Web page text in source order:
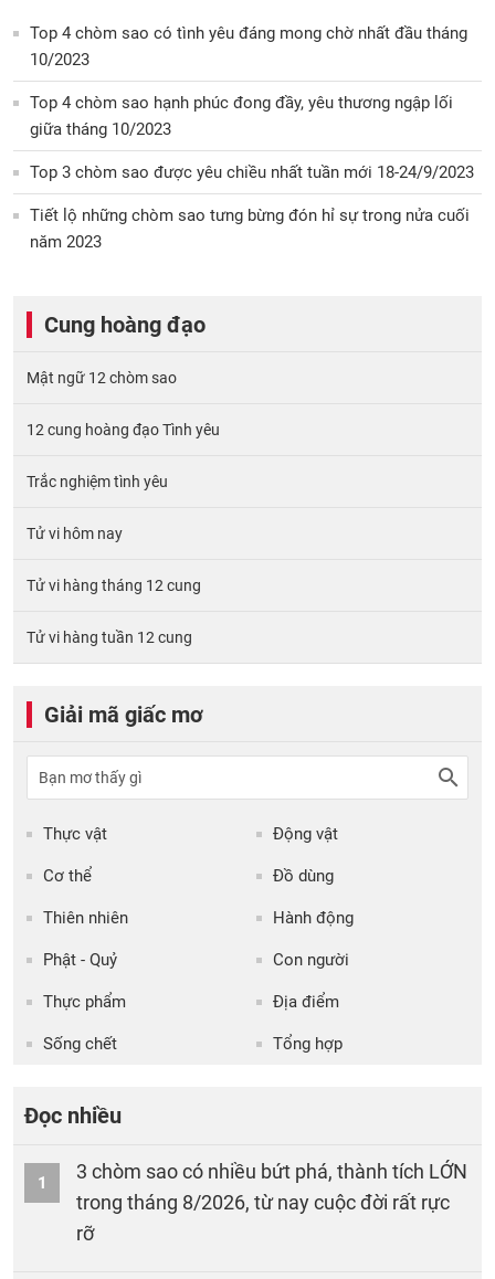
Top 4 chòm sao có tình yêu đáng mong chờ nhất đầu tháng
10/2023
Top 4 chòm sao hạnh phúc đong đầy, yêu thương ngập lối
giữa tháng 10/2023
Top 3 chòm sao được yêu chiều nhất tuần mới 18-24/9/2023
Tiết lộ những chòm sao tưng bừng đón hỉ sự trong nửa cuối
năm 2023
Cung hoàng đạo
Mật ngữ 12 chòm sao
12 cung hoàng đạo Tình yêu
Trắc nghiệm tình yêu
Tử vi hôm nay
Tử vi hàng tháng 12 cung
Tử vi hàng tuần 12 cung
Giải mã giấc mơ
Thực vật Động vật
Cơ thể Đồ dùng
Thiên nhiên Hành động
Phật - Quỷ Con người
Thực phẩm Địa điểm
Sống chết Tổng hợp
Đọc nhiều
1
3 chòm sao có nhiều bứt phá, thành tích LỚN
trong tháng 8/2026, từ nay cuộc đời rất rực
rỡ